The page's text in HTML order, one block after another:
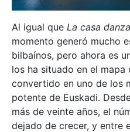
Al igual que La casa
momento generó mucho
bilbaínos, pero ahora es
los ha situado en el mapa
convertido en uno de los
potente de Euskadi.
más de veinte años, el
dejado de crecer, y entre